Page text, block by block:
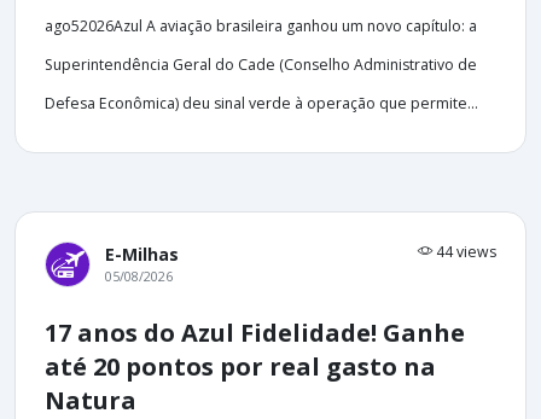
ago52026Azul A aviação brasileira ganhou um novo capítulo: a
Superintendência Geral do Cade (Conselho Administrativo de
Defesa Econômica) deu sinal verde à operação que permite...
E-Milhas 44 views
05/08/2026
17 anos do Azul Fidelidade! Ganhe
até 20 pontos por real gasto na
Natura